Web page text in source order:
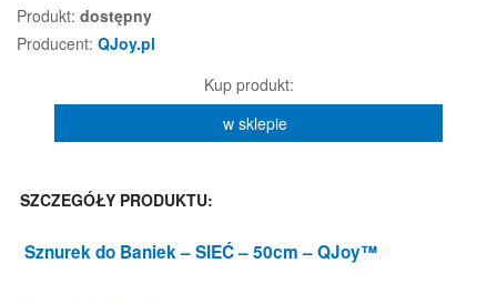
Produkt: dostępny
Producent: QJoy.pl
Kup produkt:
w sklepie
SZCZEGÓŁY PRODUKTU:
Sznurek do Baniek– SIEĆ – 50cm – QJoy™